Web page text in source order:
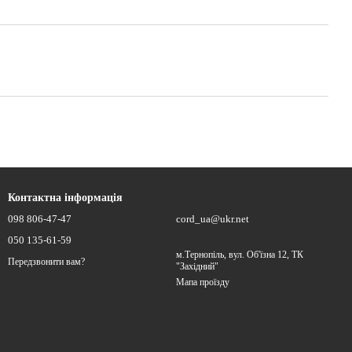
Контактна інформація
098 806-47-47
050 135-61-59
Передзвонити вам?
cord_ua@ukr.net
м.Тернопіль, вул. Об'їзна 12, ТК
"Західний"
Мапа проїзду